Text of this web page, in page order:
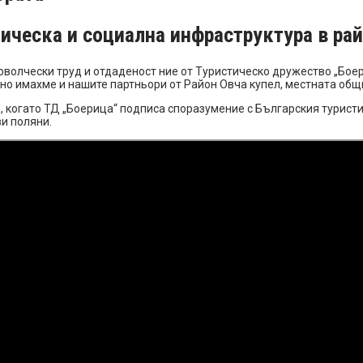
и социална инфраструктура в
труд и отдаденост ние от Туристическо дружество
имахме и нашите партньори от Район Овча купел, местната
ТД „Боерица“ подписа споразумение с Българския
поляни.